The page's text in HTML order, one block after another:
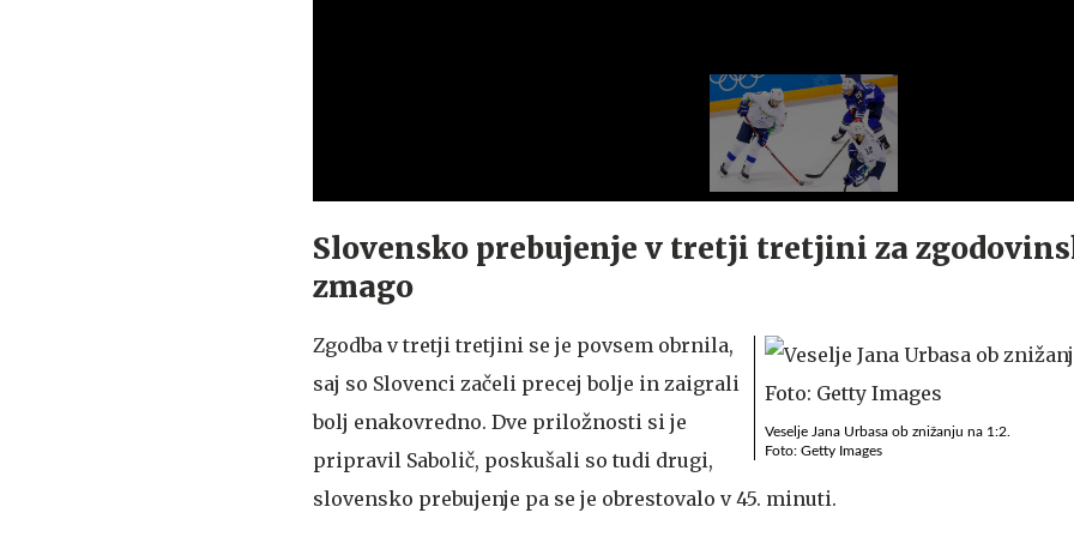
Slovensko prebujenje v tretji tretjini za
zmago
Veselje Jana Urbasa ob znižanju na 1:2.
Foto: Getty Images
Zgodba v tretji tretjini se je povsem obrnila,
saj so Slovenci začeli precej bolje in zaigrali
bolj enakovredno. Dve priložnosti si je
pripravil Sabolič, poskušali so tudi drugi,
slovensko prebujenje pa se je obrestovalo v 45. minuti.